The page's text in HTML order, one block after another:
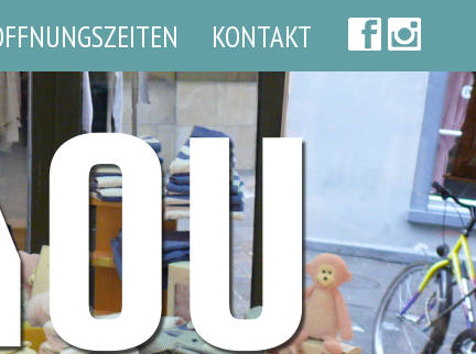
KONTAKT